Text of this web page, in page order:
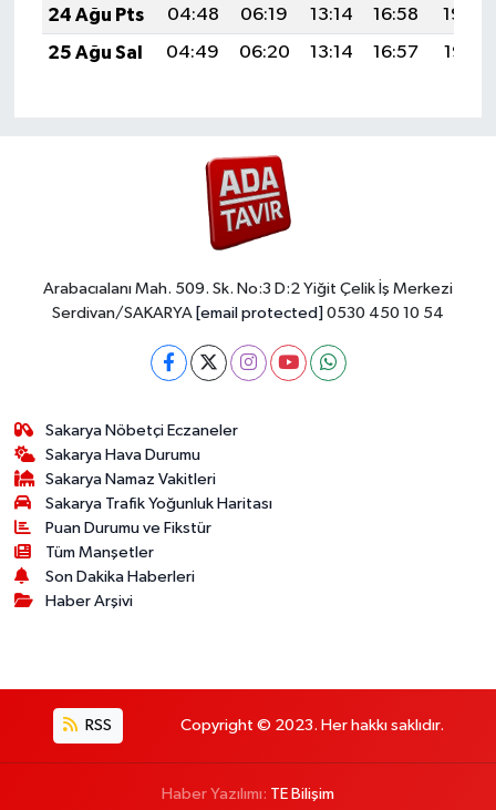
24 Ağu Pts
04:48 06:19 13:14 16:58
19:59
25 Ağu Sal
04:49 06:20 13:14 16:57 19:57
Arabacıalanı Mah. 509. Sk. No:3 D:2 Yiğit Çelik İş Merkezi
Serdivan/SAKARYA [email protected] 0530 450 10 54
Sakarya Nöbetçi Eczaneler
Sakarya Hava Durumu
Sakarya Namaz Vakitleri
Sakarya Trafik Yoğunluk Haritası
Puan Durumu ve Fikstür
Tüm Manşetler
Son Dakika Haberleri
Haber Arşivi
RSS Copyright © 2023. Her hakkı saklıdır.
Haber Yazılımı: TE Bilişim